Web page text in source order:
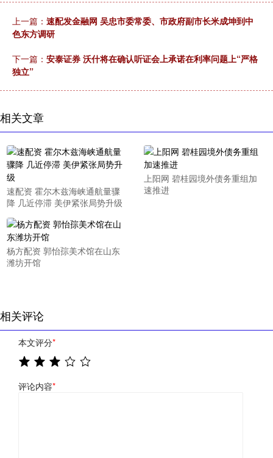
上一篇： 速配发金融网 吴忠市委常委、市政府副市长米成坤到中
色东方调研
下一篇： 安泰证券 沃什将在确认听证会上承诺在利率问题上“严格
独立”
相关文章
速配资 霍尔木兹海峡通航量骤
降 几近停滞 美伊紧张局势升级
上阳网 碧桂园境外债务重组加
速推进
杨方配资 郭怡孮美术馆在山东
潍坊开馆
相关评论
本文评分*
评论内容*